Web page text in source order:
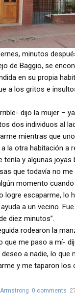
minutos
de Baggio, se
en su propia
a los gritos e
dijo la mujer –
dos individuos al
mientras que
la otra habitación a
tenía y algunas joyas
que todavía no me
momento
logre escaparme, lo
a un vecino.
diez minutos”.
rodearon la
que me paso a mí-
a nadie, lo que
y me taparon los
0 comments